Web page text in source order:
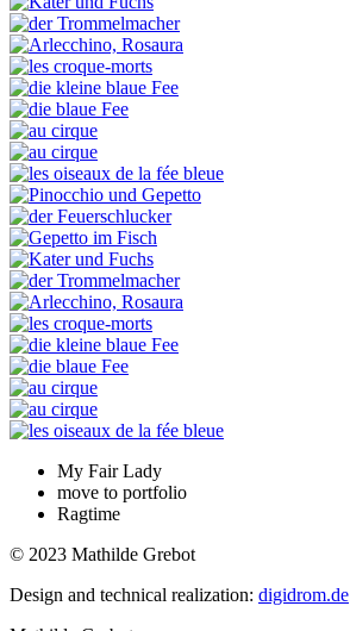
My Fair Lady
move to portfolio
Ragtime
© 2023 Mathilde Grebot
Design and technical realization: digidrom.de